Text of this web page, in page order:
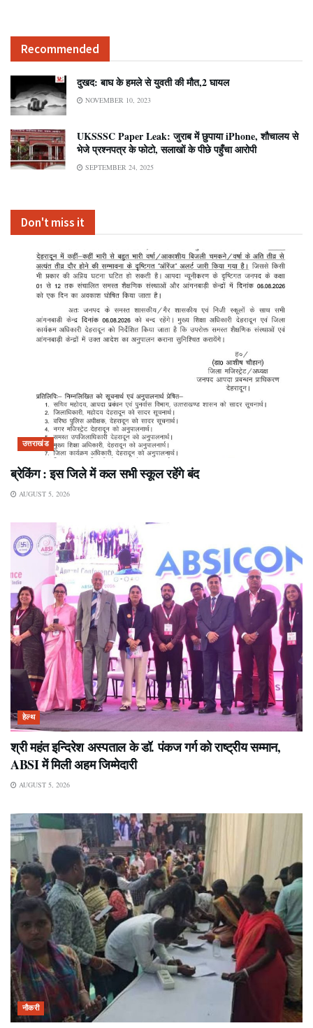
Recommended
दुखद: बाघ के हमले से युवती की मौत,2 घायल
NOVEMBER 10, 2023
UKSSSC Paper Leak: जुराब में छुपाया iPhone, शौचालय से
भेजे प्रश्नपत्र के फोटो, सलाखों के पीछे पहुँचा आरोपी
SEPTEMBER 24, 2025
Don't miss it
उत्तराखंड
ब्रेकिंग : इस जिले में कल सभी स्कूल रहेंगे बंद
AUGUST 5, 2026
हेल्थ
श्री महंत इन्दिरेश अस्पताल के डॉ. पंकज गर्ग को राष्ट्रीय सम्मान,
ABSI में मिली अहम जिम्मेदारी
AUGUST 5, 2026
नौकरी